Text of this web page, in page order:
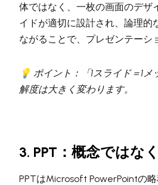
体ではなく、一枚の画面のデザ
イドが適切に設計され、論理的
ながることで、プレゼンテーシ
💡 ポイント：「1スライド＝1
解度は大きく変わります。
3. PPT：概念ではな
PPTはMicrosoft PowerPointの